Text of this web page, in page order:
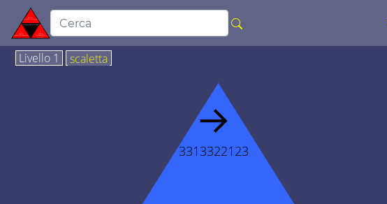
Livello 1 scaletta
→
3313322123